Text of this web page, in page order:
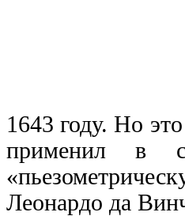
1643 году. Но
применил в
Леонардо да